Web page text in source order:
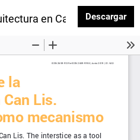
artículo en Can Lis. ElDescargar